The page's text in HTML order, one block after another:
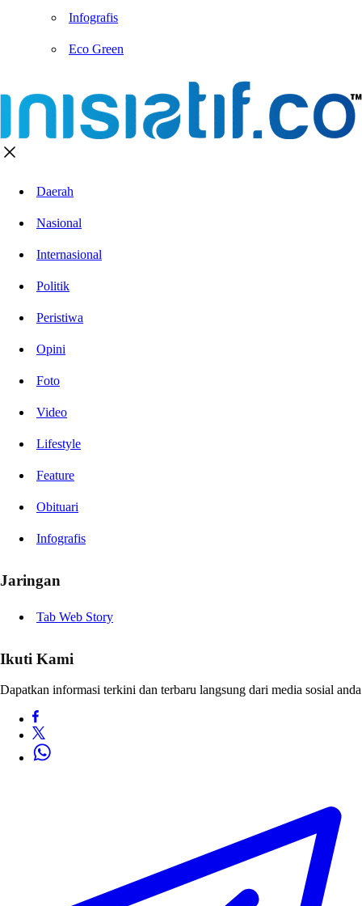
Infografis
Eco Green
Daerah
Nasional
Internasional
Politik
Peristiwa
Opini
Foto
Video
Lifestyle
Feature
Obituari
Infografis
Jaringan
Tab Web Story
Ikuti Kami
Dapatkan informasi terkini dan terbaru langsung dari media sosial anda